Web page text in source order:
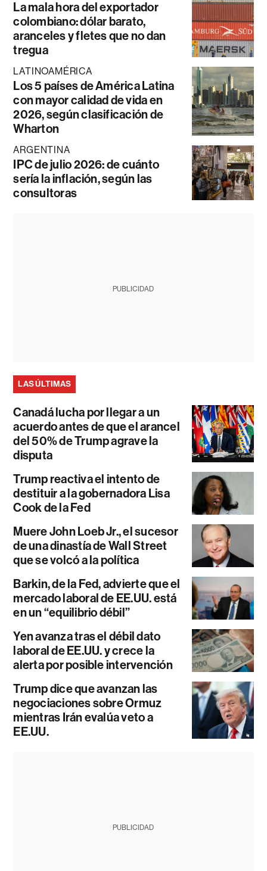
La mala hora del exportador
colombiano: dólar barato,
aranceles y fletes que no dan
tregua
LATINOAMÉRICA
Los 5 países de América Latina
con mayor calidad de vida en
2026, según clasificación de
Wharton
ARGENTINA
IPC de julio 2026: de cuánto
sería la inflación, según las
consultoras
PUBLICIDAD
LAS ÚLTIMAS
Canadá lucha por llegar a un
acuerdo antes de que el arancel
del 50% de Trump agrave la
disputa
Trump reactiva el intento de
destituir a la gobernadora Lisa
Cook de la Fed
Muere John Loeb Jr., el sucesor
de una dinastía de Wall Street
que se volcó a la política
Barkin, de la Fed, advierte que el
mercado laboral de EE.UU. está
en un “equilibrio débil”
Yen avanza tras el débil dato
laboral de EE.UU. y crece la
alerta por posible intervención
Trump dice que avanzan las
negociaciones sobre Ormuz
mientras Irán evalúa veto a
EE.UU.
PUBLICIDAD